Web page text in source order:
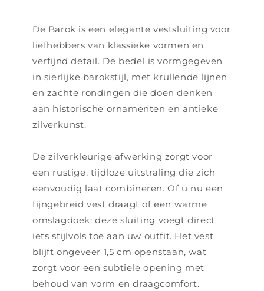
De Barok is een elegante vestsluiting voor
liefhebbers van klassieke vormen en
verfijnd detail. De bedel is vormgegeven
in sierlijke barokstijl, met krullende lijnen
en zachte rondingen die doen denken
aan historische ornamenten en antieke
zilverkunst.
De zilverkleurige afwerking zorgt voor
een rustige, tijdloze uitstraling die zich
eenvoudig laat combineren. Of u nu een
fijngebreid vest draagt of een warme
omslagdoek: deze sluiting voegt direct
iets stijlvols toe aan uw outfit. Het vest
blijft ongeveer 1,5 cm openstaan, wat
zorgt voor een subtiele opening met
behoud van vorm en draagcomfort.